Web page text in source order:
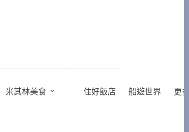
米其林美食 住好飯店 船遊世界 更